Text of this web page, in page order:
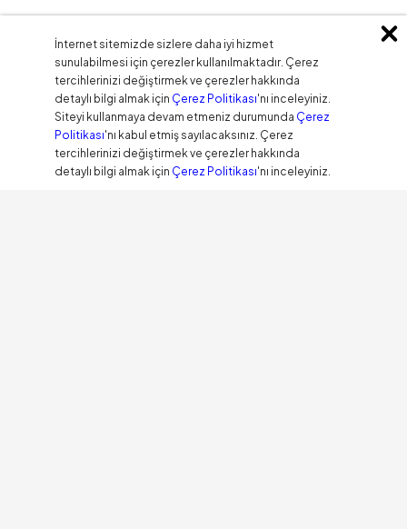
İnternet sitemizde sizlere daha iyi hizmet
sunulabilmesi için çerezler kullanılmaktadır. Çerez
tercihlerinizi değiştirmek ve çerezler hakkında
detaylı bilgi almak için Çerez Politikası'nı inceleyiniz.
Siteyi kullanmaya devam etmeniz durumunda Çerez
Politikası'nı kabul etmiş sayılacaksınız. Çerez
tercihlerinizi değiştirmek ve çerezler hakkında
detaylı bilgi almak için Çerez Politikası'nı inceleyiniz.